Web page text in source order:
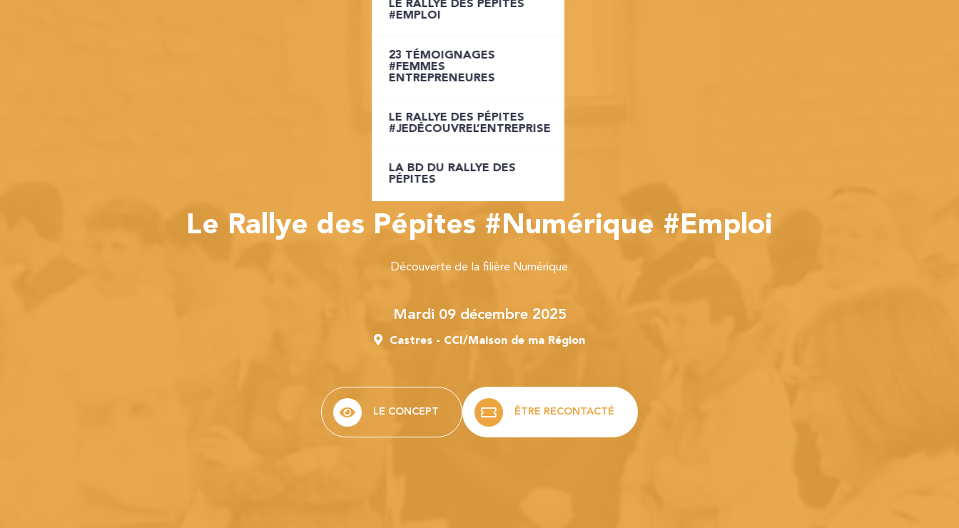
LE RALLYE DES PÉPITES
LE RALLYE DES PÉPITES
JOB DATING
LE RALLYE DES PÉPITES
ETUDIANTS
LA BD DU RALLYE DES
PÉPITES
LE RALLYE DES PÉPITES
#EMPLOI
23 TÉMOIGNAGES
#FEMMES
ENTREPRENEURES
LE RALLYE DES PÉPITES
#JEDÉCOUVREL’ENTREPRISE
LA BD DU RALLYE DES
PÉPITES
Le Rallye des Pépites #Numérique #Emploi
Découverte de la filière Numérique
mardi 09 décembre 2025
Castres - CCI/Maison de ma Région
LE CONCEPT ÊTRE RECONTACTÉ